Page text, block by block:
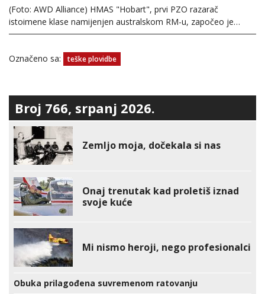
(Foto: AWD Alliance) HMAS "Hobart", prvi PZO razarač
istoimene klase namijenjen australskom RM-u, započeo je…
Označeno sa: teške plovidbe
Broj 766, srpanj 2026.
Zemljo moja, dočekala si nas
Onaj trenutak kad proletiš iznad
svoje kuće
Mi nismo heroji, nego profesionalci
Obuka prilagođena suvremenom ratovanju